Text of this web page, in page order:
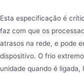
Esta especificação é
faz com que os
atrasos na rede, e pode
dispositivo. O frio
unidade quando é